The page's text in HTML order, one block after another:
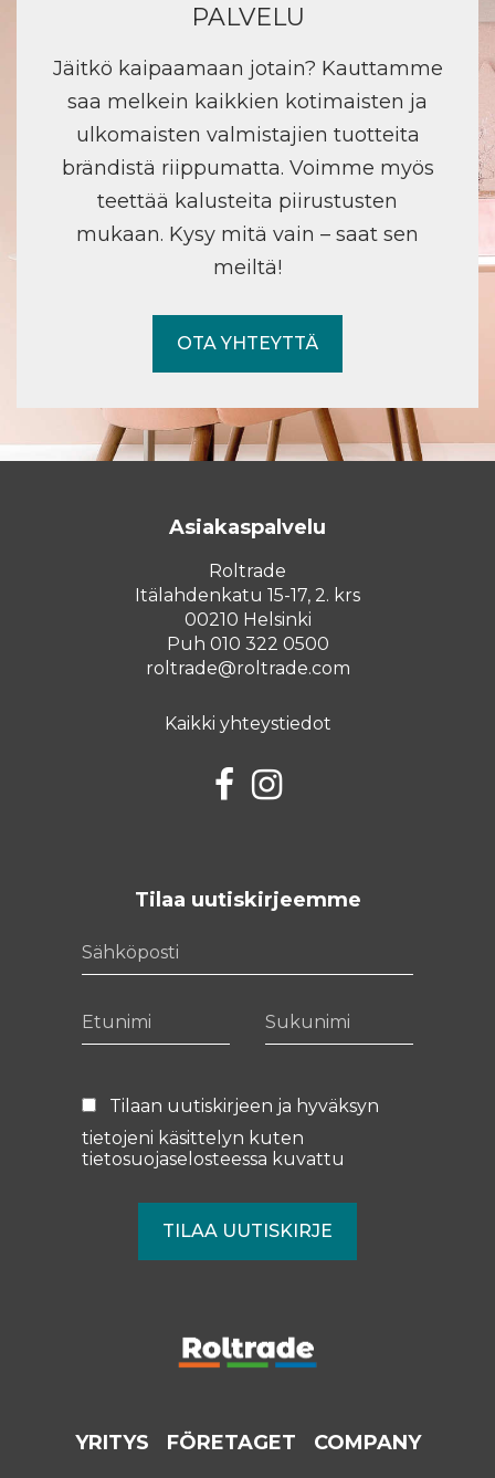
PALVELU
Jäitkö kaipaamaan jotain? Kauttamme
saa melkein kaikkien kotimaisten ja
ulkomaisten valmistajien tuotteita
brändistä riippumatta. Voimme myös
teettää kalusteita piirustusten
mukaan. Kysy mitä vain – saat sen
meiltä!
OTA YHTEYTTÄ
Asiakaspalvelu
Roltrade
Itälahdenkatu 15-17, 2. krs
00210 Helsinki
Puh 010 322 0500
roltrade@roltrade.com
Kaikki yhteystiedot
FacebookInstagram
Tilaa uutiskirjeemme
Tilaan uutiskirjeen ja hyväksyn
tietojeni käsittelyn kuten
tietosuojaselosteessa kuvattu
YRITYS FÖRETAGET COMPANY